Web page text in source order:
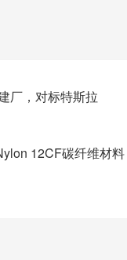
厂，对标特斯拉
12CF碳纤维材料